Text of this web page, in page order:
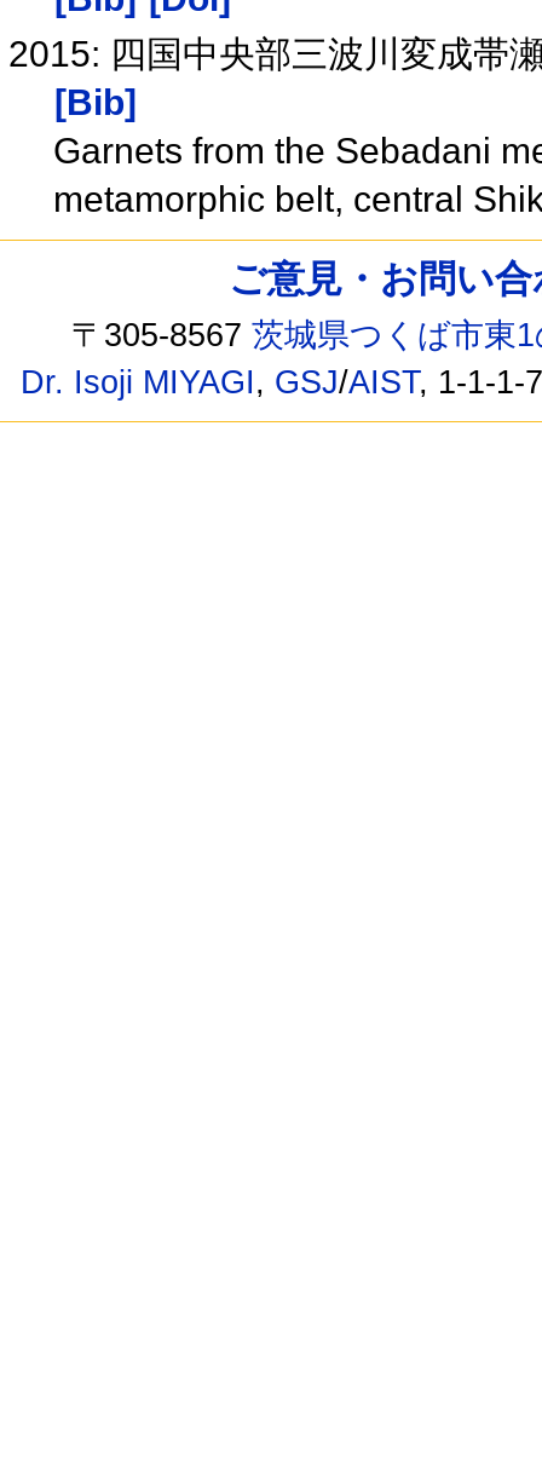
2015: 四国中央部三波川変成帯
[Bib]
Garnets from the Sebadani
metamorphic belt, central
ご意見・お問い
〒305-8567茨城県つくば市東
Dr. Isoji MIYAGI, GSJ/AIST, 1-1-1-